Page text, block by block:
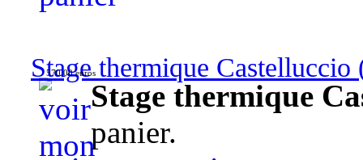
Stage thermique Castelluccio
570,00 euros
Stage thermique
panier.